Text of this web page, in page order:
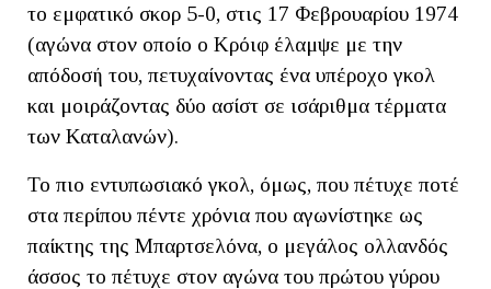
το εμφατικό σκορ 5-0, στις 17 Φεβρουαρίου 1974
(αγώνα στον οποίο ο Κρόιφ έλαμψε με την
απόδοσή του, πετυχαίνοντας ένα υπέροχο γκολ
και μοιράζοντας δύο ασίστ σε ισάριθμα τέρματα
των Καταλανών).
Το πιο εντυπωσιακό γκολ, όμως, που πέτυχε ποτέ
στα περίπου πέντε χρόνια που αγωνίστηκε ως
παίκτης της Μπαρτσελόνα, ο μεγάλος ολλανδός
άσσος το πέτυχε στον αγώνα του πρώτου γύρου